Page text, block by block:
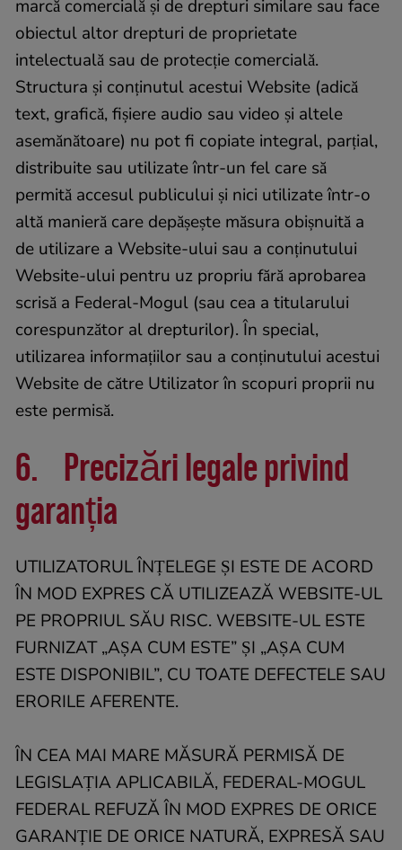
marcă comercială și de drepturi similare sau face
obiectul altor drepturi de proprietate
intelectuală sau de protecție comercială.
Structura și conținutul acestui Website (adică
text, grafică, fișiere audio sau video și altele
asemănătoare) nu pot fi copiate integral, parțial,
distribuite sau utilizate într-un fel care să
permită accesul publicului și nici utilizate într-o
altă manieră care depășește măsura obișnuită a
de utilizare a Website-ului sau a conținutului
Website-ului pentru uz propriu fără aprobarea
scrisă a Federal-Mogul (sau cea a titularului
corespunzător al drepturilor). În special,
utilizarea informațiilor sau a conținutului acestui
Website de către Utilizator în scopuri proprii nu
este permisă.
6. Precizări legale privind
garanția
UTILIZATORUL ÎNȚELEGE ȘI ESTE DE ACORD
ÎN MOD EXPRES CĂ UTILIZEAZĂ WEBSITE-UL
PE PROPRIUL SĂU RISC. WEBSITE-UL ESTE
FURNIZAT „AȘA CUM ESTE” ȘI „AȘA CUM
ESTE DISPONIBIL”, CU TOATE DEFECTELE SAU
ERORILE AFERENTE.
ÎN CEA MAI MARE MĂSURĂ PERMISĂ DE
LEGISLAȚIA APLICABILĂ, FEDERAL-MOGUL
FEDERAL REFUZĂ ÎN MOD EXPRES DE ORICE
GARANȚIE DE ORICE NATURĂ, EXPRESĂ SAU